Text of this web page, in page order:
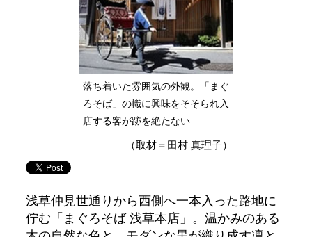
落ち着いた雰囲気の外観。「まぐ
ろそば」の幟に興味をそそられ入
店する客が跡を絶たない
（取材＝田村 真理子）
浅草仲見世通りから西側へ一本入った路地に
佇む「まぐろそば 浅草本店」。温かみのある